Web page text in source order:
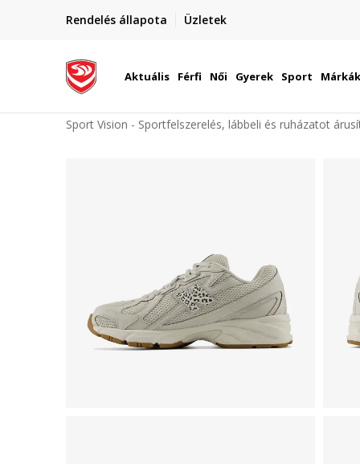
Rendelés állapota Üzletek
Szállítás Magyarország területén
Aktuális Férfi Női Gyerek Sport Márkák
Sport Vision - Sportfelszerelés, lábbeli és ruházatot